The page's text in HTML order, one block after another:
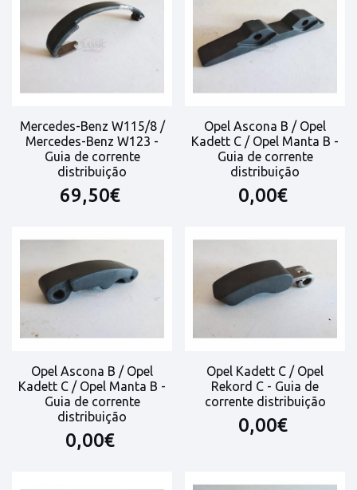
Mercedes-Benz W115/8 /
Mercedes-Benz W123 -
Guia de corrente
distribuição
69,50€
Opel Ascona B / Opel
Kadett C / Opel Manta B -
Guia de corrente
distribuição
0,00€
Opel Ascona B / Opel
Kadett C / Opel Manta B -
Guia de corrente
distribuição
0,00€
Opel Kadett C / Opel
Rekord C - Guia de
corrente distribuição
0,00€